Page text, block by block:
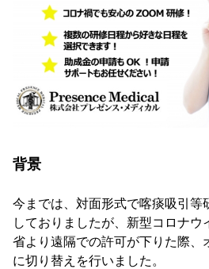
背景
今までは、対面形式で喀痰吸引等
しておりましたが、新型コロナウ
省より遠隔での許可が下りた際、
に切り替えを行いました。